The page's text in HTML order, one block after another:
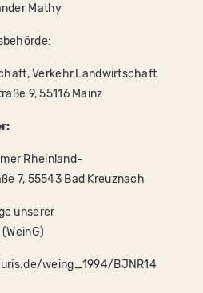
Mathy
Verkehr,Landwirtschaft
9, 55116 Mainz
Rheinland-
7, 55543 Bad Kreuznach
unserer
weing_1994/BJNR14